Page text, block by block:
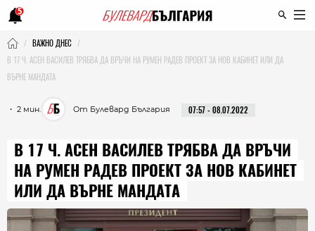
5
ВАЖНО ДНЕС
В 17 Ч. АСЕН ВАСИЛЕВ ТРЯБВА ДА ВРЪЧИ НА РУМЕН РАДЕВ ПРОЕКТ ЗА НОВ КАБИНЕТ ИЛИ ДА
ВЪРНЕ МАНДАТА
・ 2 мин. От Булевард България 07:57 - 08.07.2022
В 17 Ч. АСЕН ВАСИЛЕВ ТРЯБВА ДА ВРЪЧИ
НА РУМЕН РАДЕВ ПРОЕКТ ЗА НОВ КАБИНЕТ
ИЛИ ДА ВЪРНЕ МАНДАТА